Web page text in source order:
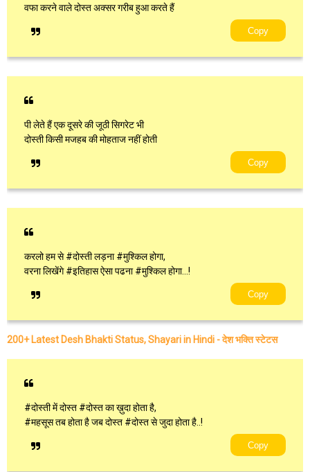
वफा करने वाले दोस्त अक्सर गरीब हुआ करते हैं
Copy
पी लेते हैं एक दूसरे की जूठी सिगरेट भी
दोस्ती किसी मजहब की मोहताज नहीं होती
Copy
करलो हम से #दोस्ती लड़ना #मुश्किल होगा,
वरना लिखेंगे #इतिहास ऐसा पढना #मुश्किल होगा...!
Copy
200+ Latest Desh Bhakti Status, Shayari in Hindi - देश भक्ति स्टेटस
#दोस्ती में दोस्त #दोस्त का ख़ुदा होता है,
#महसूस तब होता है जब दोस्त #दोस्त से जुदा होता है..!
Copy